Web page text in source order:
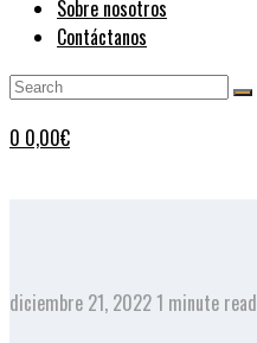
Sobre nosotros
Contáctanos
0 0,00€
diciembre 21, 2022 1 minute read